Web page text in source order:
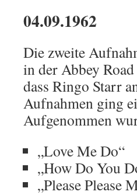
04.09.1962
Die zweite
in der Abbey
dass Ringo Starr
Aufnahmen ging
Aufgenommen
„Love Me Do“
„How Do You
„Please Please